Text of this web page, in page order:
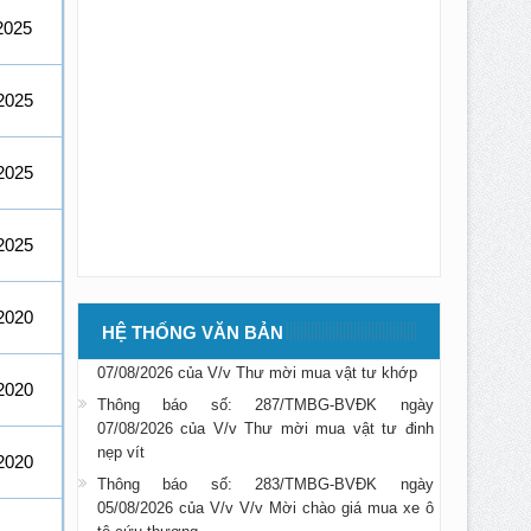
HỆ THỐNG VĂN BẢN
Thông báo số: 286/TMBG-BVĐK ngày
Thông báo số: 287/TMBG-BVĐK ngày
07/08/2026 của V/v Thư mời mua vật tư đinh
nẹp vít
Thông báo số: 283/TMBG-BVĐK ngày
05/08/2026 của V/v V/v Mời chào giá mua xe ô
tô cứu thương